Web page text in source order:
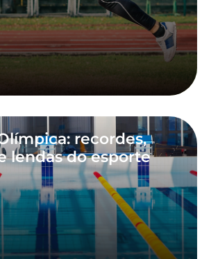
recordes,
lendas do esporte